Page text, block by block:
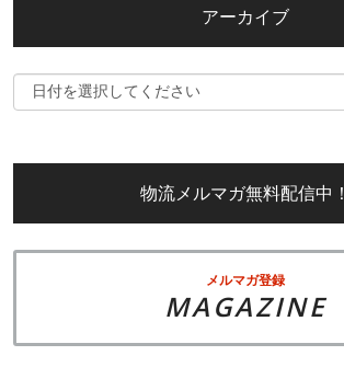
アーカイブ
物流メルマガ無料配信中！
メルマガ登録
MAGAZINE